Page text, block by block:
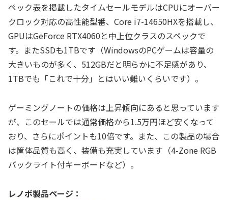
ペック表を掲載したタイムセールモデルはCPUにオーバー
クロック対応の高性能型番、Core i7-14650HXを搭載し、
GPUはGeForce RTX4060と中上位クラスのスペックで
す。またSSDも1TBです（WindowsのPCゲームは容量の
大きいものが多く、512GBだと明らかに不足感があり、
1TBでも「これで十分」とはいい難いくらいです）。
ゲーミングノートの価格は上昇傾向にあると思っています
が、このセールでは通常価格から1.5万円ほど安くなって
おり、さらにポイントも10倍です。また、この製品の場合
は筐体品質も高く、装備も充実しています（4-Zone RGB
バックライト付キーボードなど）。
レノボ製品ページ：